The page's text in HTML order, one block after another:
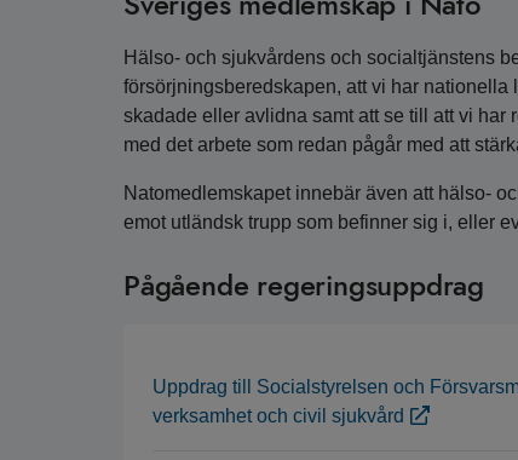
Hälso- och sjukvårdens och socialtjänstens
försörjningsberedskapen, att vi har nationella
skadade eller avlidna samt att se till att vi
med det arbete som redan pågår med att
Natomedlemskapet innebär även att hälso-
emot utländsk trupp som befinner sig i, eller
Pågående regeringsuppdrag
Uppdrag till Socialstyrelsen och
verksamhet och civil sjukvård